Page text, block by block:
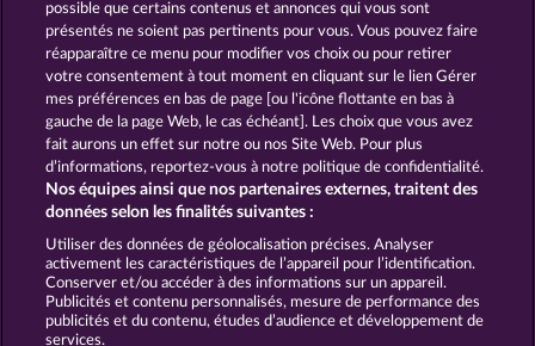
GATES OF PERSIA PALACE OF TREASURES
CGU Charte de confidentialité
Mentions légales Société FAQ
Facebook
Envoyer la demande de rétractation
possible que certains contenus et annonces qui vous sont
présentés ne soient pas pertinents pour vous. Vous pouvez faire
réapparaître ce menu pour modifier vos choix ou pour retirer
votre consentement à tout moment en cliquant sur le lien Gérer
mes préférences en bas de page [ou l'icône flottante en bas à
gauche de la page Web, le cas échéant]. Les choix que vous avez
fait aurons un effet sur notre ou nos Site Web. Pour plus
d’informations, reportez-vous à notre politique de confidentialité.
Nos équipes ainsi que nos partenaires externes, traitent des
données selon les finalités suivantes :
Utiliser des données de géolocalisation précises. Analyser
activement les caractéristiques de l’appareil pour l’identification.
Conserver et/ou accéder à des informations sur un appareil.
Publicités et contenu personnalisés, mesure de performance des
publicités et du contenu, études d’audience et développement de
services.